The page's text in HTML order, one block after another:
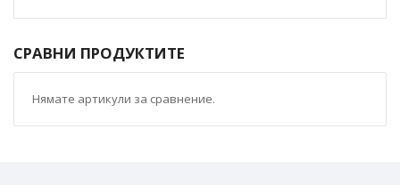
СРАВНИ ПРОДУКТИТЕ
Нямате артикули за сравнение.